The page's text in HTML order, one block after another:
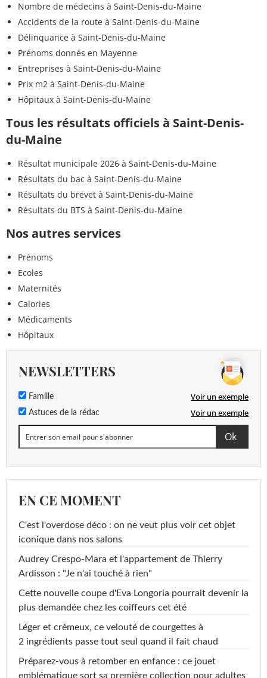
Nombre de médecins à Saint-Denis-du-Maine
Accidents de la route à Saint-Denis-du-Maine
Délinquance à Saint-Denis-du-Maine
Prénoms donnés en Mayenne
Entreprises à Saint-Denis-du-Maine
Prix m2 à Saint-Denis-du-Maine
Hôpitaux à Saint-Denis-du-Maine
Tous les résultats officiels à Saint-Denis-
du-Maine
Résultat municipale 2026 à Saint-Denis-du-Maine
Résultats du bac à Saint-Denis-du-Maine
Résultats du brevet à Saint-Denis-du-Maine
Résultats du BTS à Saint-Denis-du-Maine
Nos autres services
Prénoms
Ecoles
Maternités
Calories
Médicaments
Hôpitaux
NEWSLETTERS
Famille Voir un exemple
Astuces de la rédac Voir un exemple
EN CE MOMENT
C'est l'overdose déco : on ne veut plus voir cet objet
iconique dans nos salons
Audrey Crespo-Mara et l'appartement de Thierry
Ardisson : "Je n'ai touché à rien"
Cette nouvelle coupe d'Eva Longoria pourrait devenir la
plus demandée chez les coiffeurs cet été
Léger et crémeux, ce velouté de courgettes à
2 ingrédients passe tout seul quand il fait chaud
Préparez-vous à retomber en enfance : ce jouet
emblématique sort sa première collection pour adultes